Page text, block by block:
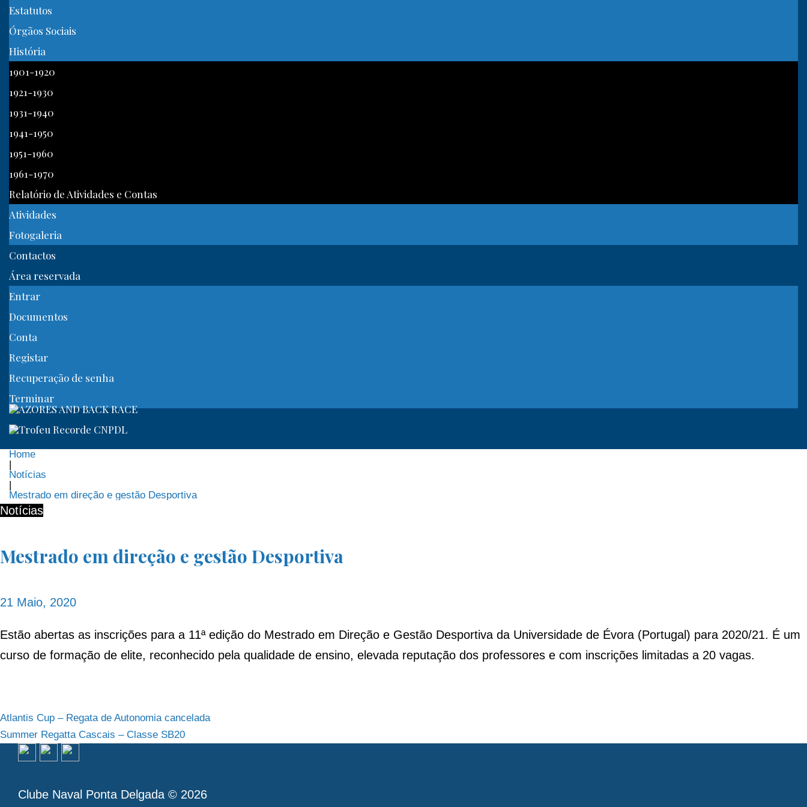
Estatutos
Órgãos Sociais
História
1901-1920
1921-1930
1931-1940
1941-1950
1951-1960
1961-1970
Relatório de Atividades e Contas
Atividades
Fotogaleria
Contactos
Área reservada
Entrar
Documentos
Conta
Registar
Recuperação de senha
Terminar
Home
|
Notícias
|
Mestrado em direção e gestão Desportiva
Notícias
Mestrado em direção e gestão Desportiva
21 Maio, 2020
Estão abertas as inscrições para a 11ª edição do Mestrado em Direção e Gestão Desportiva da Universidade de Évora (Portugal) para 2020/21. É um
curso de formação de elite, reconhecido pela qualidade de ensino, elevada reputação dos professores e com inscrições limitadas a 20 vagas.
Navegação
de
artigos
Atlantis Cup – Regata de Autonomia cancelada
Summer Regatta Cascais – Classe SB20
Clube Naval Ponta Delgada © 2026